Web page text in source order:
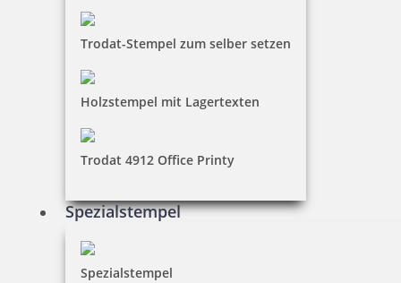
Trodat-Stempel zum selber setzen
Holzstempel mit Lagertexten
Trodat 4912 Office Printy
Spezialstempel
Spezialstempel